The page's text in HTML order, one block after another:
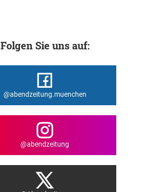
Folgen Sie uns auf:
@abendzeitung.muenchen
@abendzeitung